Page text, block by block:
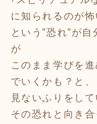
に知られるのが怖
という”恐れ”が
が
このまま学びを
でいくかも？と、
見ないふりをして
その恐れと向き